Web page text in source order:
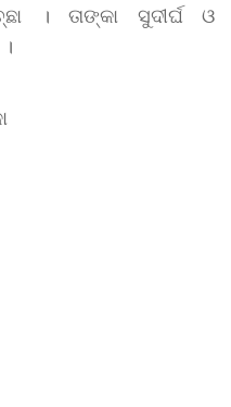
। ତାଙ୍କା ସୁଦୀର୍ଘ ଓ